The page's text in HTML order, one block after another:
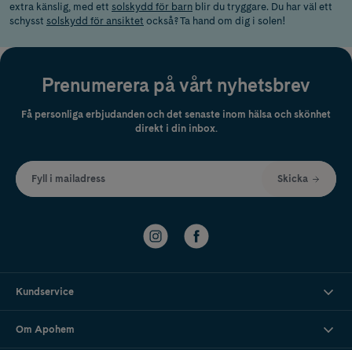
extra känslig, med ett solskydd för barn blir du tryggare. Du har väl ett
schysst solskydd för ansiktet också? Ta hand om dig i solen!
Prenumerera på vårt nyhetsbrev
Få personliga erbjudanden och det senaste inom hälsa och skönhet
direkt i din inbox.
Fyll i mailadress Skicka
Kundservice
Om Apohem